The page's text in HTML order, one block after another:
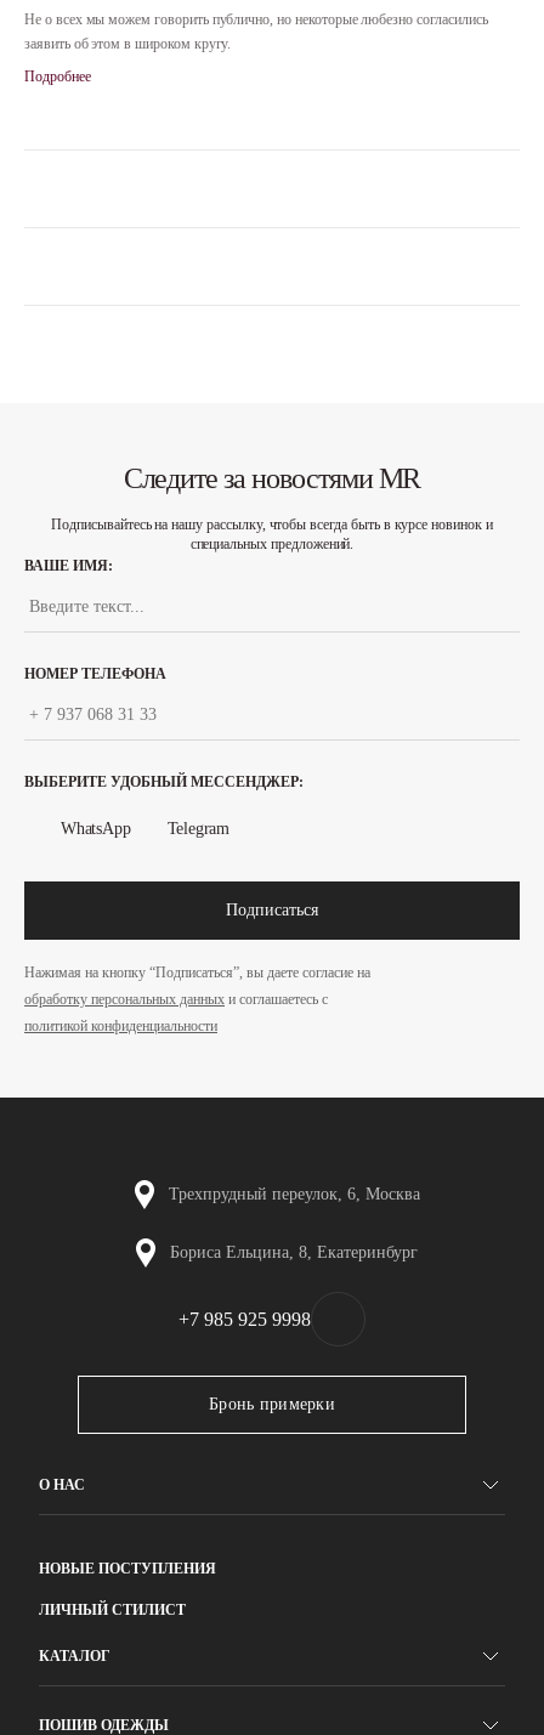
Не о всех мы можем говорить публично, но некоторые любезно согласились
заявить об этом в широком кругу.
Подробнее
Следите за новостями MR
Подписывайтесь на нашу рассылку, чтобы всегда быть в курсе новинок и
специальных предложений.
ВАШЕ ИМЯ:
ВЫБЕРИТЕ УДОБНЫЙ МЕССЕНДЖЕР:
WhatsApp Telegram
НОМЕР ТЕЛЕФОНА
Подписаться
Нажимая на кнопку “Подписаться”, вы даете согласие на
обработку персональных данных и соглашаетесь c
политикой конфиденциальности
Бронь примерки
Трехпрудный переулок, 6, Москва
Бориса Ельцина, 8, Екатеринбург
+7 985 925 9998
О НАС
НОВЫЕ ПОСТУПЛЕНИЯ
ЛИЧНЫЙ СТИЛИСТ
КАТАЛОГ
ПОШИВ ОДЕЖДЫ